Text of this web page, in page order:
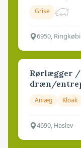
Grise
6950,
Rørlægger /
dræn/
Anlæg Kloak
4690, Haslev